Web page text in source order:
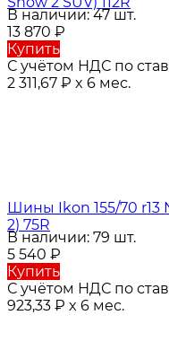
В наличии: 47 шт.
13 870 ₽
Купить
С учётом НДС по
2 311,67 ₽ x 6 мес.
Шины Ikon 155/70 r13
2) 75R
В наличии: 79 шт.
5 540 ₽
Купить
С учётом НДС по
923,33 ₽ x 6 мес.